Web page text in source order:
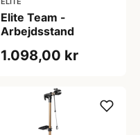
Elite Team -
Arbejdsstand
1.098,00 kr